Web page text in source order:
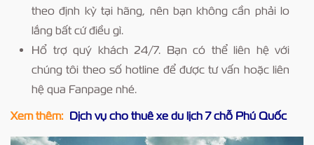
Trang chủ Phú Quốc
theo định kỳ tại hãng, nên bạn không cần phải lo
lắng bất cứ điều gì.
Hổ trợ quý khách 24/7. Bạn có thể liên hệ với
chúng tôi theo số hotline để được tư vấn hoặc liên
hệ qua Fanpage nhé.
Xem thêm: Dịch vụ cho thuê xe du lịch 7 chỗ Phú Quốc